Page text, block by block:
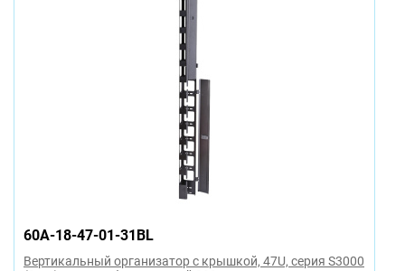
60A-18-47-01-31BL
Вертикальный организатор с крышкой, 47U, серия S3000